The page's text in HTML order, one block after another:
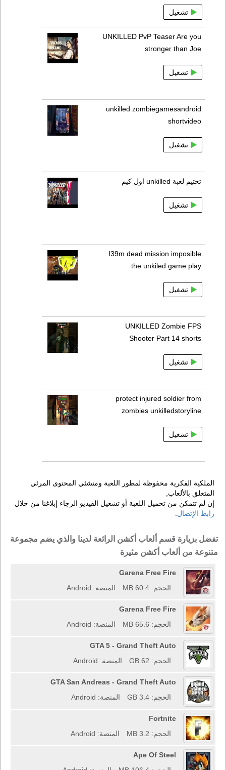
تشغيل
UNKILLED PvP Teaser Are you
stronger than Joe
تشغيل
unkilled zombiegamesandroid
shortvideo
تشغيل
تختيم لعبة unkilled اول كيم
تشغيل
I39m dead mission imposible
the unkiled game play
تشغيل
UNKILLED Zombie FPS
Shooter Part 14 shorts
تشغيل
protect injured soldier from
zombies unkilledstoryline
تشغيل
الملكية الفكرية محفوظة لمطور اللعبة ومنشئي المحتوى المرئي
المتعلق بالألعاب,
إن لم تتمكن من تحميل اللعبة أو تشغيل الفيديو الرجاء إبلاغنا من خلال
رابط الإتصال
تفضل بزيارة قسم ألعاب أكشن الرائعة لدينا والذي يضم مجموعة
متنوعة من ألعاب أكشن مثيرة
Garena Free Fire
الحجم: 60.4 MB
المنصة: Android
Garena Free Fire
الحجم: 65.6 MB
المنصة: Android
GTA 5 - Grand Theft Auto
الحجم: 62 GB
المنصة: Android
GTA San Andreas - Grand Theft Auto
الحجم: 3.4 GB
المنصة: Android
Fortnite
الحجم: 3.2 MB
المنصة: Android
Ape Of Steel